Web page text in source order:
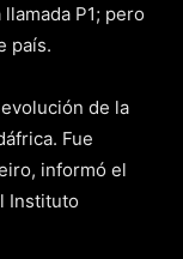
P1; pero
país.
de la
Fue
informó el
Instituto